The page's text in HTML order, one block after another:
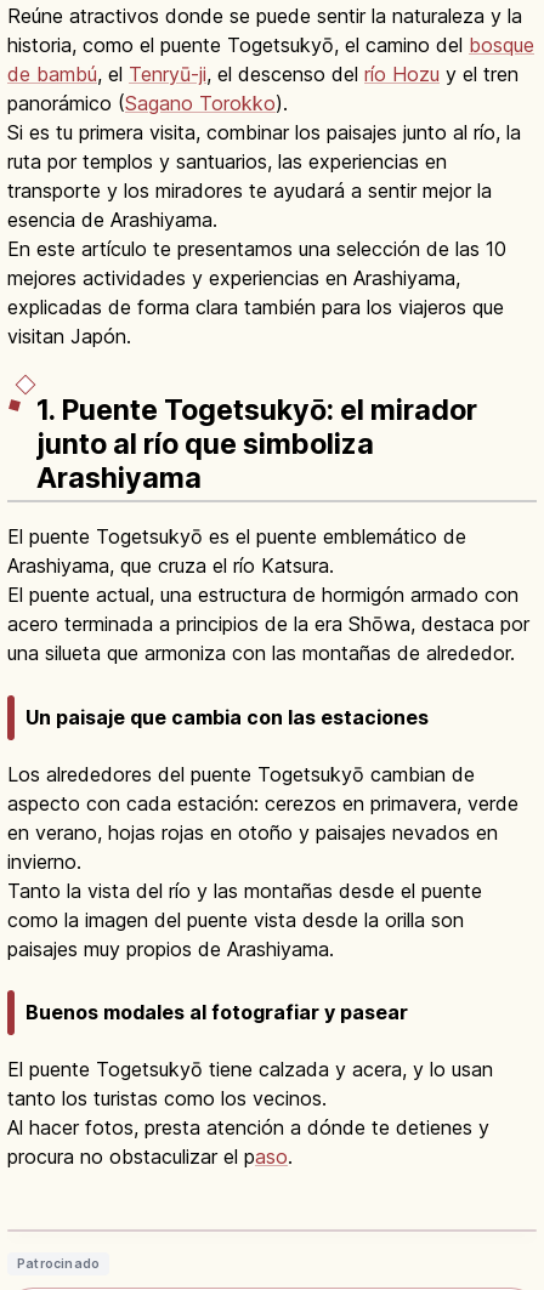
Reúne atractivos donde se puede sentir la naturaleza y la
historia, como el puente Togetsukyō, el camino del bosque
de bambú, el Tenryū-ji, el descenso del río Hozu y el tren
panorámico (Sagano Torokko).
Si es tu primera visita, combinar los paisajes junto al río, la
ruta por templos y santuarios, las experiencias en
transporte y los miradores te ayudará a sentir mejor la
esencia de Arashiyama.
En este artículo te presentamos una selección de las 10
mejores actividades y experiencias en Arashiyama,
explicadas de forma clara también para los viajeros que
visitan Japón.
1. Puente Togetsukyō: el mirador
junto al río que simboliza
Arashiyama
El puente Togetsukyō es el puente emblemático de
Arashiyama, que cruza el río Katsura.
El puente actual, una estructura de hormigón armado con
acero terminada a principios de la era Shōwa, destaca por
una silueta que armoniza con las montañas de alrededor.
Un paisaje que cambia con las estaciones
Los alrededores del puente Togetsukyō cambian de
aspecto con cada estación: cerezos en primavera, verde
en verano, hojas rojas en otoño y paisajes nevados en
invierno.
Tanto la vista del río y las montañas desde el puente
como la imagen del puente vista desde la orilla son
paisajes muy propios de Arashiyama.
Buenos modales al fotografiar y pasear
El puente Togetsukyō tiene calzada y acera, y lo usan
tanto los turistas como los vecinos.
Al hacer fotos, presta atención a dónde te detienes y
procura no obstaculizar el paso.
Puente Togetsukyo en Arashiyama:
Patrocinado